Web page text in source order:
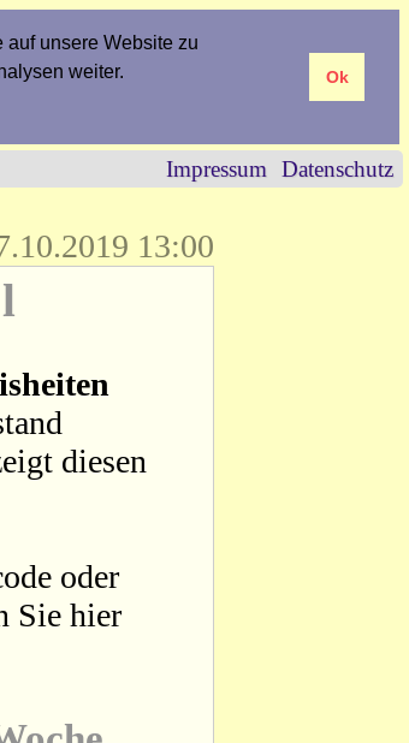
unsere Website zu
weiter.
Ok
Impressum
Datenschutz
13:00
diesen
oder
Sie hier